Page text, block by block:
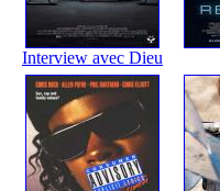
Interview avec Dieu